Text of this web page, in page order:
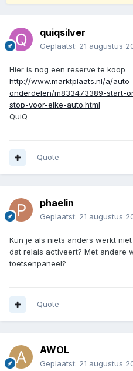
quiqsilver
Geplaatst: 21 augustus
Hier is nog een reserve te koop
http://www.marktplaats.nl/a/
onderdelen/m833473389-start-
stop-voor-elke-auto.html
QuiQ
Quote
phaelin
Geplaatst: 21 augustus
Kun je als niets anders werkt
dat relais activeert? Met andere
toetsenpaneel?
Quote
AWOL
Geplaatst: 21 augustus